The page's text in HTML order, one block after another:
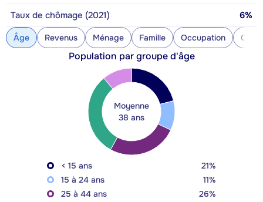
Taux de chômage (2021) 6%
Âge Revenus Ménage Famille Occupation
Population par groupe d'âge
Moyenne
38 ans
< 15 ans
21%
15 à 24 ans
11%
25 à 44 ans
26%